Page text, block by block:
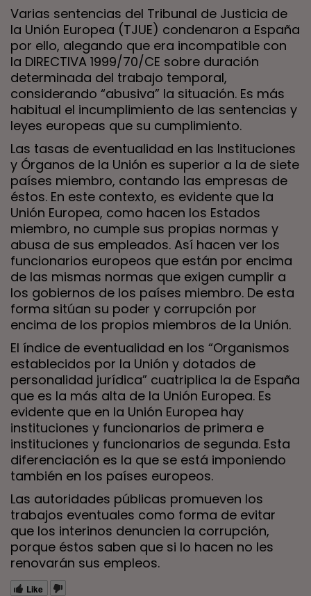
Varias sentencias del Tribunal de Justicia de
la Unión Europea (TJUE) condenaron a España
por ello, alegando que era incompatible con
la DIRECTIVA 1999/70/CE sobre duración
determinada del trabajo temporal,
considerando “abusiva” la situación. Es más
habitual el incumplimiento de las sentencias y
leyes europeas que su cumplimiento.
Las tasas de eventualidad en las Instituciones
y Órganos de la Unión es superior a la de siete
países miembro, contando las empresas de
éstos. En este contexto, es evidente que la
Unión Europea, como hacen los Estados
miembro, no cumple sus propias normas y
abusa de sus empleados. Así hacen ver los
funcionarios europeos que están por encima
de las mismas normas que exigen cumplir a
los gobiernos de los países miembro. De esta
forma sitúan su poder y corrupción por
encima de los propios miembros de la Unión.
El índice de eventualidad en los “Organismos
establecidos por la Unión y dotados de
personalidad jurídica” cuatriplica la de España
que es la más alta de la Unión Europea. Es
evidente que en la Unión Europea hay
instituciones y funcionarios de primera e
instituciones y funcionarios de segunda. Esta
diferenciación es la que se está imponiendo
también en los países europeos.
Las autoridades públicas promueven los
trabajos eventuales como forma de evitar
que los interinos denuncien la corrupción,
porque éstos saben que si lo hacen no les
renovarán sus empleos.
Like